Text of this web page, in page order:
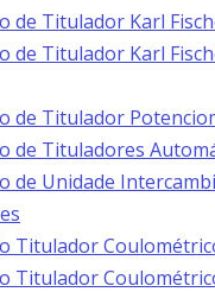
de Titulador Karl
de Titulador Karl
de Titulador
de Tituladores
de Unidade
Titulador
Titulador